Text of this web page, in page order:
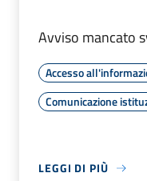
Avviso mancato
Accesso
Comunicazione
LEGGI DI PIÙ